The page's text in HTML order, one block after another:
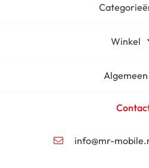
Winkel
Algemeen
info@mr-